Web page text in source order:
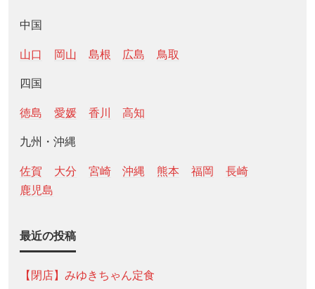
中国
山口 岡山 島根 広島 鳥取
四国
徳島 愛媛 香川 高知
九州・沖縄
佐賀 大分 宮崎 沖縄 熊本 福岡
長崎
鹿児島
最近の投稿
【閉店】みゆきちゃん定食